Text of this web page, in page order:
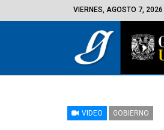
VIERNES, AGOSTO 7, 2026
VIDEO GOBIERNO